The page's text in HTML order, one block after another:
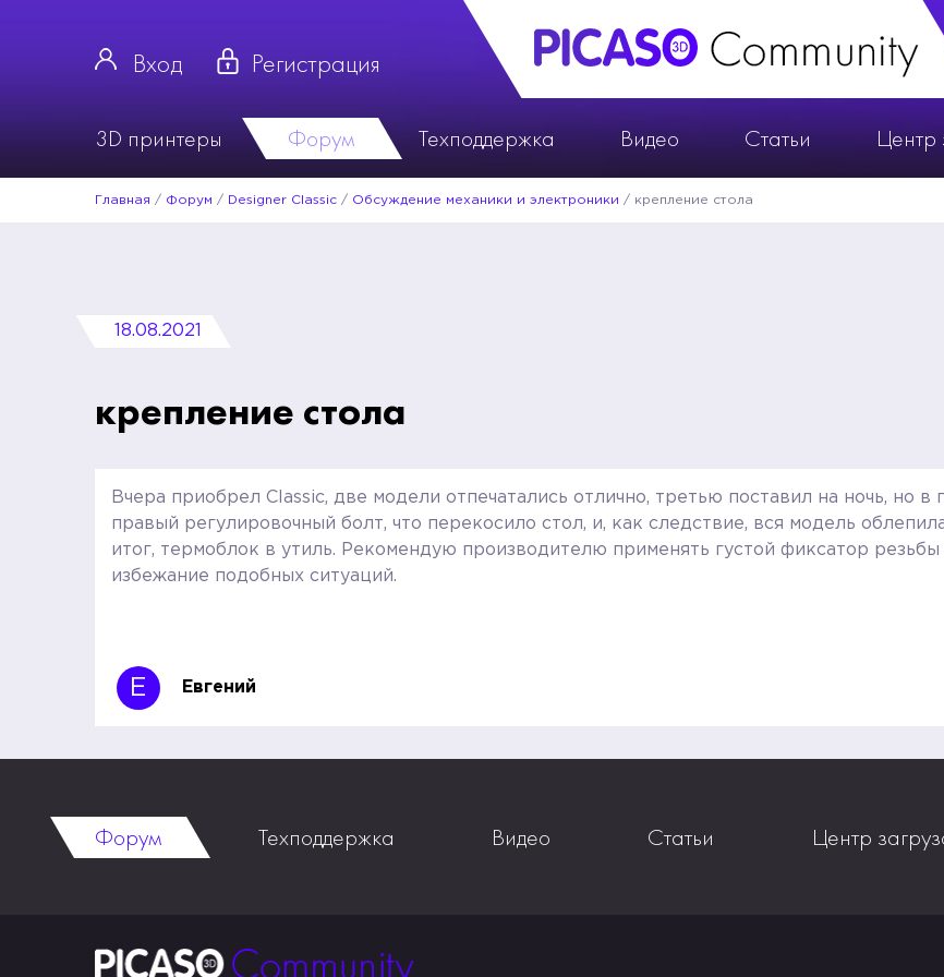
Вход Регистрация
3D принтеры Форум Техподдержка Видео Статьи Центр
Главная / Форум / Designer Classic / Обсуждение механики и электроники / крепление стола
18.08.2021
крепление стола
Вчера приобрел Classic, две модели отпечатались отлично, третью поставил на ночь, но
правый регулировочный болт, что перекосило стол, и, как следствие, вся модель
итог, термоблок в утиль. Рекомендую производителю применять густой фиксатор
избежание подобных ситуаций.
Е Евгений
Форум Техподдержка Видео Статьи Центр